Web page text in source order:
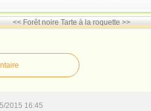
<< Forêt noireTarte à la roquette >>
2015 16:45